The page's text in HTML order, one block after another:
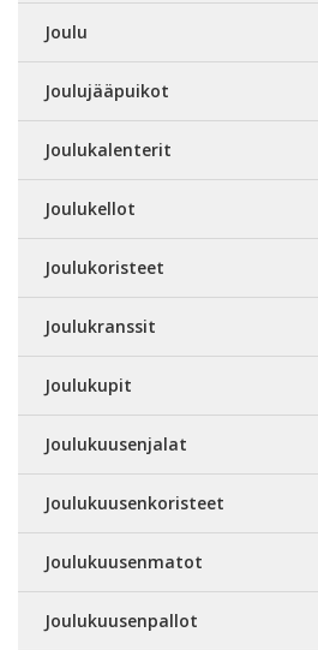
Joulu
Joulujääpuikot
Joulukalenterit
Joulukellot
Joulukoristeet
Joulukranssit
Joulukupit
Joulukuusenjalat
Joulukuusenkoristeet
Joulukuusenmatot
Joulukuusenpallot